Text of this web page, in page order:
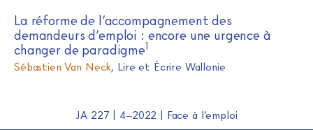
La réforme de l’accompagnement des
demandeurs d’emploi : encore une urgence à
changer de paradigme1
Sébastien Van Neck, Lire et Écrire Wallonie
JA 227 | 4–2022 | Face à l’emploi